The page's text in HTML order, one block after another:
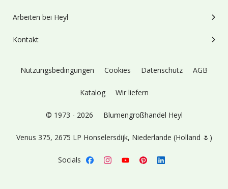
Arbeiten bei Heyl
Kontakt
Nutzungsbedingungen Cookies Datenschutz AGB
Katalog Wir liefern
© 1973 - 2026 Blumengroßhandel Heyl
Venus 375, 2675 LP Honselersdijk, Niederlande (Holland 🌷)
Socials